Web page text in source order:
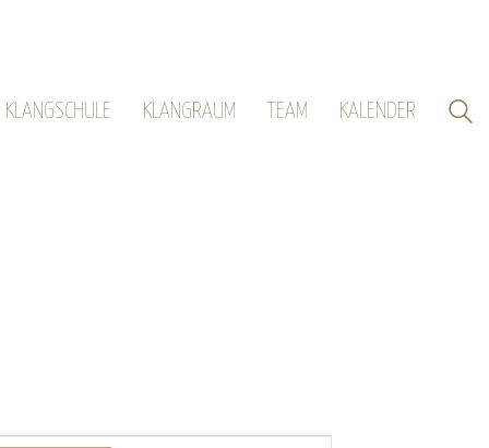
KLANGSCHULE KLANGRAUM TEAM KALENDER